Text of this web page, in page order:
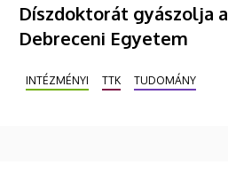
Díszdoktorát gyászolja a
Debreceni Egyetem
INTÉZMÉNYI TTK TUDOMÁNY